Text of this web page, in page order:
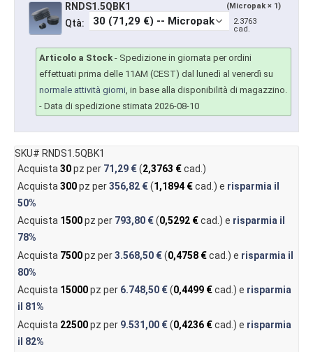
RNDS1.5QBK1 (Micropak × 1)
Qtà:
2.3763
cad.
Articolo a Stock - Spedizione in giornata per ordini
effettuati prima delle 11AM (CEST) dal lunedì al venerdì su
normale attività giorni, in base alla disponibilità di magazzino.
- Data di spedizione stimata 2026-08-10
SKU# RNDS1.5QBK1
Acquista 30pz per 71,29 €(2,3763 €cad.)
Acquista 300pz per356,82 €(1,1894 €cad.) e risparmia il
50%
Acquista 1500pz per 793,80 €(0,5292 €cad.) e risparmia il
78%
Acquista 7500pz per3.568,50 €(0,4758 €cad.) e risparmia il
80%
Acquista 15000pz per 6.748,50 €(0,4499 €cad.) e risparmia
il 81%
Acquista 22500pz per 9.531,00 €(0,4236 €cad.) e risparmia
il 82%